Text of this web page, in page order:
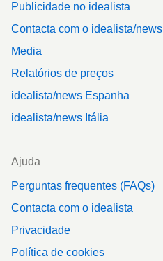
Publicidade no idealista
Contacta com o idealista/news
Media
Relatórios de preços
idealista/news Espanha
idealista/news Itália
Ajuda
Perguntas frequentes (FAQs)
Contacta com o idealista
Privacidade
Política de cookies